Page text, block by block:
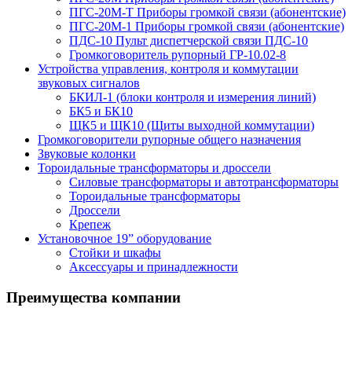
ПГС-20М-Т Приборы громкой связи (абонентские)
ПГС-20М-1 Приборы громкой связи (абонентские)
ПДС-10 Пульт диспетчерской связи ПДС-10
Громкоговоритель рупорный ГР-10.02-8
Устройства управления, контроля и коммутации
звуковых сигналов
БКИЛ-1 (блоки контроля и измерения линий)
БК5 и БК10
ЩК5 и ЩК10 (Щиты выходной коммутации)
Громкоговорители рупорные общего назначения
Звуковые колонки
Тороидальные трансформаторы и дроссели
Силовые трансформаторы и автотрансформаторы
Тороидальные трансформаторы
Дроссели
Крепеж
Установочное 19” оборудование
Стойки и шкафы
Аксессуары и принадлежности
Преимущества компании